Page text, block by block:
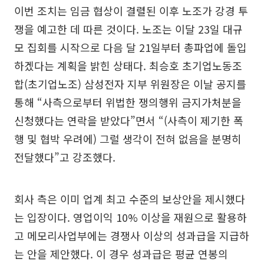
이번 조치는 임금 협상이 결렬된 이후 노조가 강경 투
쟁을 예고한 데 따른 것이다. 노조는 이달 23일 대규
모 집회를 시작으로 다음 달 21일부터 총파업에 돌입
하겠다는 계획을 밝힌 상태다. 최승호 초기업노동조
합(초기업노조) 삼성전자 지부 위원장은 이날 공지를
통해 “사측으로부터 위법한 쟁의행위 금지가처분을
신청했다는 연락을 받았다”면서 “(사측이 제기한 폭
행 및 협박 우려에) 그럴 생각이 전혀 없음을 분명히
전달했다”고 강조했다.
회사 측은 이미 업계 최고 수준의 보상안을 제시했다
는 입장이다. 영업이익 10% 이상을 재원으로 활용하
고 메모리사업부에는 경쟁사 이상의 성과급을 지급하
는 안을 제안했다. 이 경우 성과급은 평균 연봉의